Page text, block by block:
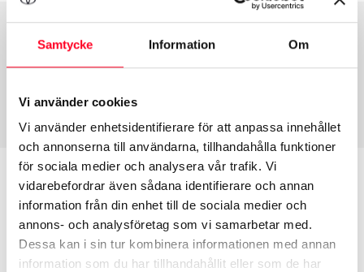
Samtycke Information Om
Vi använder cookies
Vi använder enhetsidentifierare för att anpassa innehållet
och annonserna till användarna, tillhandahålla funktioner
för sociala medier och analysera vår trafik. Vi
vidarebefordrar även sådana identifierare och annan
information från din enhet till de sociala medier och
annons- och analysföretag som vi samarbetar med.
Dessa kan i sin tur kombinera informationen med annan
information som du har tillhandahållit eller som de har
Däcktyp
USA, 4x4
Däckstorlek
255/55 R 18 109V
2503
Passar detta däck min bil?
Ange registreringsnummer för att se om det däck
du valt passar din bilmodell. Om du köper däck som
skall sättas på dina befintliga fälgar, se till att kolla